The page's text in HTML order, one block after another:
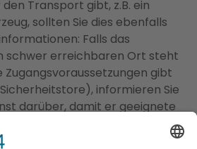
Transport gibt, z.B. ein
sollten Sie dies ebenfalls
Falls das
schwer erreichbaren Ort steht
Zugangsvoraussetzungen gibt
Sicherheitstore), informieren Sie
darüber, damit er geeignete
kann. Kontaktinformationen:
Sie dem Abschleppdienst